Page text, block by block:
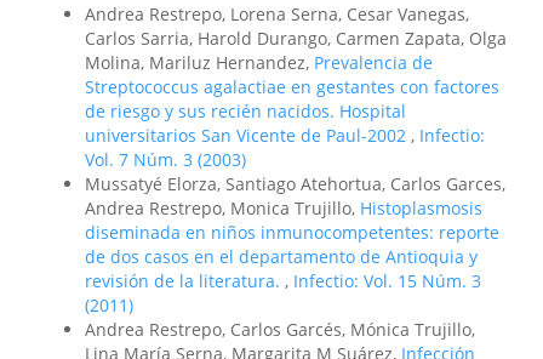
Andrea Restrepo, Lorena Serna, Cesar Vanegas,
Carlos Sarria, Harold Durango, Carmen Zapata, Olga
Molina, Mariluz Hernandez, Prevalencia de
Streptococcus agalactiae en gestantes con factores
de riesgo y sus recién nacidos. Hospital
universitarios San Vicente de Paul-2002 , Infectio:
Vol. 7 Núm. 3 (2003)
Mussatyé Elorza, Santiago Atehortua, Carlos Garces,
Andrea Restrepo, Monica Trujillo, Histoplasmosis
diseminada en niños inmunocompetentes: reporte
de dos casos en el departamento de Antioquia y
revisión de la literatura. , Infectio: Vol. 15 Núm. 3
(2011)
Andrea Restrepo, Carlos Garcés, Mónica Trujillo,
Lina María Serna, Margarita M Suárez, Infección